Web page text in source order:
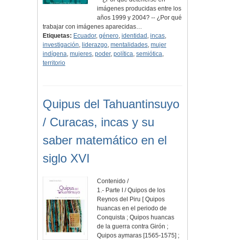
imágenes producidas entre los
años 1999 y 2004? -- ¿Por qué
trabajar con imágenes aparecidas…
Etiquetas: Ecuador, género, identidad , incas,
investigación, liderazgo, mentalidades, mujer
indígena, mujeres, poder, política, semiótica,
territorio
Quipus del Tahuantinsuyo
/ Curacas, incas y su
saber matemático en el
siglo XVI
Contenido /
1.- Parte I / Quipos de los
Reynos del Piru [ Quipos
huancas en el periodo de
Conquista ; Quipos huancas
de la guerra contra Girón ;
Quipos aymaras [1565-1575] ;